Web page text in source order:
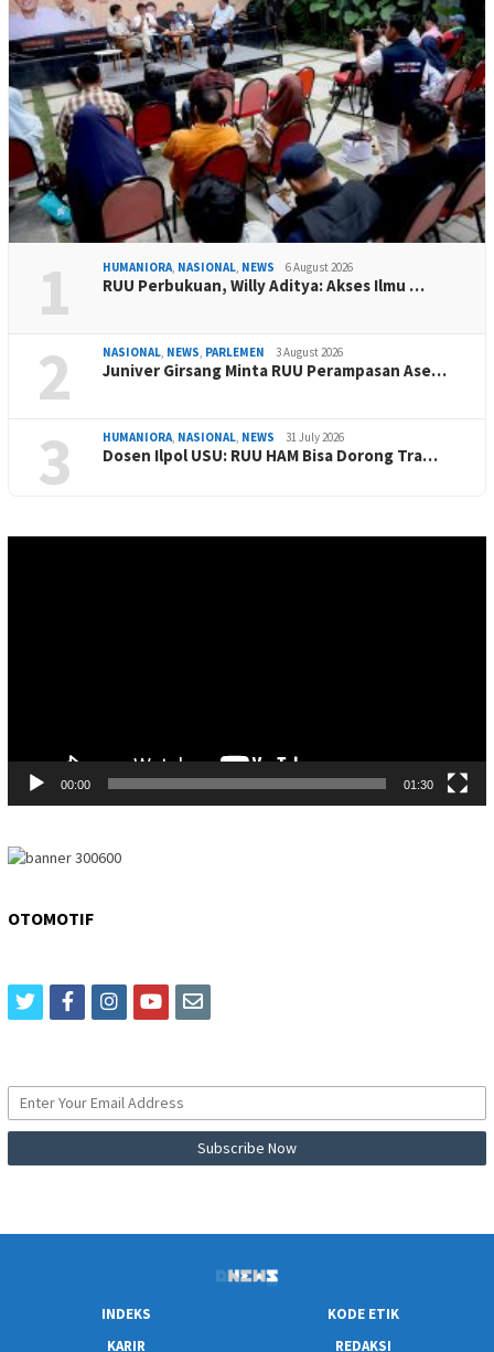
1 HUMANIORA, NASIONAL, NEWS 6 August 2026
RUU Perbukuan, Willy Aditya: Akses Ilmu …
2 NASIONAL, NEWS, PARLEMEN 3 August 2026
Juniver Girsang Minta RUU Perampasan Ase…
3 HUMANIORA, NASIONAL, NEWS 31 July 2026
Dosen Ilpol USU: RUU HAM Bisa Dorong Tra…
00:00 01:30
OTOMOTIF
twitterfacebookinstagram
youtubeemail
INDEKS
KODE ETIK
KARIR
REDAKSI